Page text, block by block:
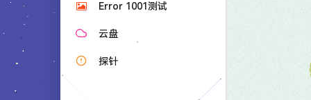
Error 1001测试
云盘
探针